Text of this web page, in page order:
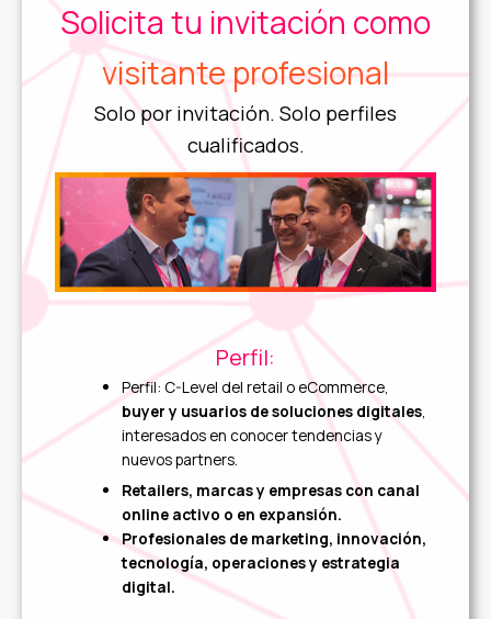
Solicita tu invitación como
visitante profesional
Solo por invitación. Solo perfiles
cualificados.
Perfil:
Perfil: C-Level del retail o eCommerce,
buyer y usuarios de soluciones digitales,
interesados en conocer tendencias y
nuevos partners.
Retailers, marcas y empresas con canal
online activo o en expansión.
Profesionales de marketing, innovación,
tecnología, operaciones y estrategia
digital.